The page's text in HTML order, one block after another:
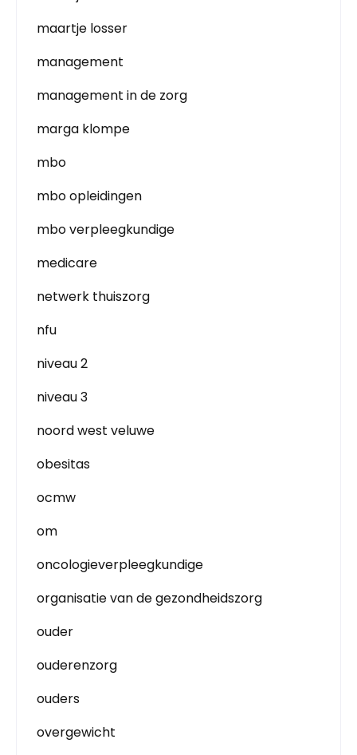
maartje losser
management
management in de zorg
marga klompe
mbo
mbo opleidingen
mbo verpleegkundige
medicare
netwerk thuiszorg
nfu
niveau 2
niveau 3
noord west veluwe
obesitas
ocmw
om
oncologieverpleegkundige
organisatie van de gezondheidszorg
ouder
ouderenzorg
ouders
overgewicht